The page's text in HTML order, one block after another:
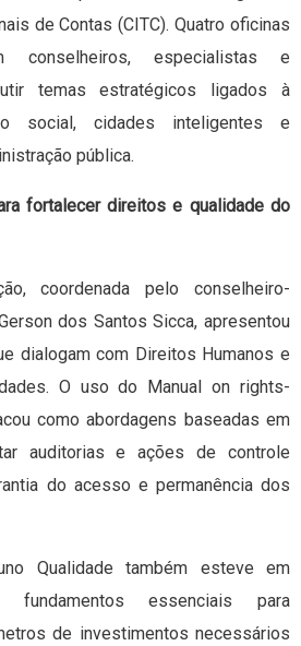
de Contas (CITC). Quatro oficinas
conselheiros, especialistas e
temas estratégicos ligados à
social, cidades inteligentes e
pública.
fortalecer direitos e qualidade do
coordenada pelo conselheiro-
dos Santos Sicca, apresentou
dialogam com Direitos Humanos e
O uso do Manual on rights-
como abordagens baseadas em
auditorias e ações de controle
do acesso e permanência dos
Qualidade também esteve em
fundamentos essenciais para
de investimentos necessários